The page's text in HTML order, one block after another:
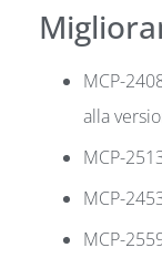
MCP-
alla
MCP-
MCP-
MCP-